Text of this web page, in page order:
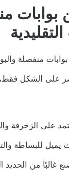
بوابات
منفصلة
على الشكل
على الزخرفة
يميل للبساطة
غالبًا من